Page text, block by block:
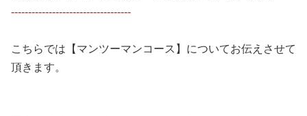
-----------------------------------
こちらでは【マンツーマンコース】についてお伝えさせて
頂きます。